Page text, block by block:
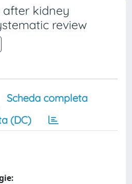
kidney
review
Scheda completa
(DC)